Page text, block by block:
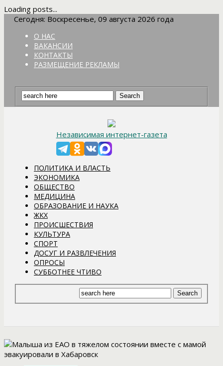
Loading posts...
Сегодня: Воскресенье, 09 августа 2026 года
О НАС
ВАКАНСИИ
КОНТАКТЫ
РАЗМЕЩЕНИЕ РЕКЛАМЫ
Независимая интернет-газета
ПОЛИТИКА И ВЛАСТЬ
ЭКОНОМИКА
ОБЩЕСТВО
МЕДИЦИНА
ОБРАЗОВАНИЕ И НАУКА
ЖКХ
ПРОИСШЕСТВИЯ
КУЛЬТУРА
СПОРТ
ДОСУГ И РАЗВЛЕЧЕНИЯ
ОПРОСЫ
СУББОТНЕЕ ЧТИВО